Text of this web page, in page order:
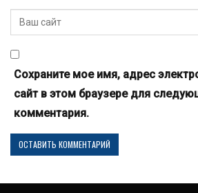
Сохраните мое имя, адрес
сайт в этом браузере для
комментария.